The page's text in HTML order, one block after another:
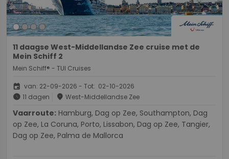
11 daagse West-Middellandse Zee cruise met de
Mein Schiff 2
Mein Schiff® - TUI Cruises
event van: 22-09-2026 - Tot: 02-10-2026
schedule 11 dagen place West-Middellandse Zee
Vaarroute:
op Zee, La Coruna, Porto, Lissabon, Dag op Zee, Tangier,
Dag op Zee, Palma de Mallorca